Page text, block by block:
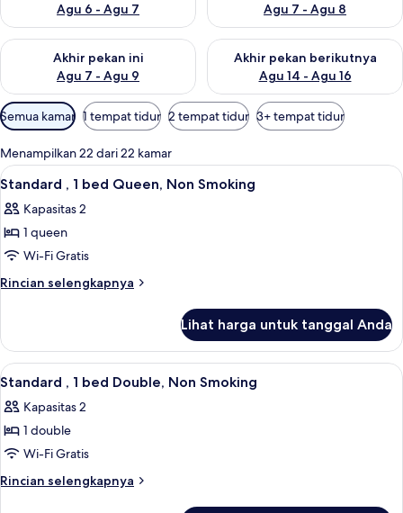
Agu 6 - Agu 7
Agu 7 - Agu 8
Akhir pekan ini
Agu 7 - Agu 9
Periksa ketersediaan untuk akhir pekan ini Agu 7 - Agu 9
Akhir pekan berikutnya
Agu 14 - Agu 16
Periksa ketersediaan untuk
Filter
tersedia
untuk
kamar
Semua kamar 1 tempat tidur 2 tempat tidur 3+ tempat tidur
Menampilkan 22 dari 22 kamar
Lihat
semua
foto
untuk
Standard
,
Queen,
Non
Smoking
Brankas, meja kerja, tirai kedap
4
Standard , 1 bed Queen, Non Smoking
Kapasitas 2
1 queen
Wi-Fi Gratis
Rincian selengkapnya
Rincian
Standard
1
Queen,
Non
Lihat harga untuk tanggal Anda
Lihat
semua
foto
untuk
Standard
,
Brankas, meja kerja, tirai kedap
4
Standard , 1 bed Double, Non Smoking
Kapasitas 2
1 double
Wi-Fi Gratis
Rincian selengkapnya
Rincian